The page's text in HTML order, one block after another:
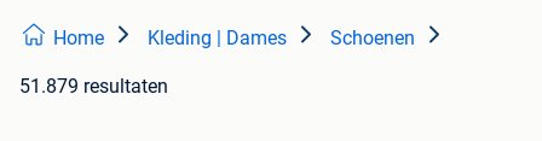
Home Kleding | Dames Schoenen
51.879 resultaten